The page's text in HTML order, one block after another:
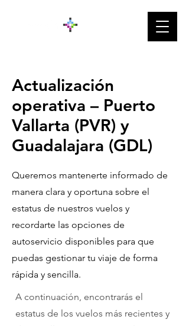
Actualización
operativa – Puerto
Vallarta (PVR) y
Guadalajara (GDL)
Queremos mantenerte informado de
manera clara y oportuna sobre el
estatus de nuestros vuelos y
recordarte las opciones de
autoservicio disponibles para que
puedas gestionar tu viaje de forma
rápida y sencilla.
A continuación, encontrarás el
estatus de los vuelos más recientes y